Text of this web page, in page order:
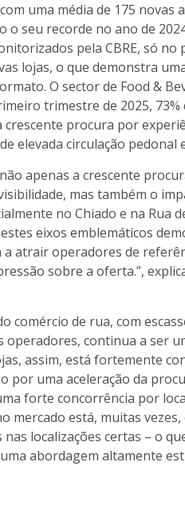
uma média de 175
o seu recorde no ano de
pela CBRE, só
lojas, o que demonstra
O sector de Food &
trimestre de 2025,
crescente procura por
elevada circulação pedonal
apenas a crescente
mas também o
no Chiado e na Rua
eixos emblemáticos
atrair operadores de
sobre a oferta.”,
comércio de rua, com
operadores, continua a ser
assim, está fortemente
por uma aceleração da
forte concorrência por
mercado está, muitas
localizações certas – o
abordagem altamente